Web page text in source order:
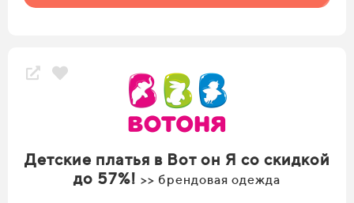
Детские платья в Вот он Я со скидкой
до 57%! >> брендовая одежда